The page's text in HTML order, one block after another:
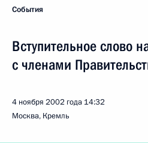
События
Вступительное слово
с членами
4 ноября 2002 года 14:32
Москва, Кремль